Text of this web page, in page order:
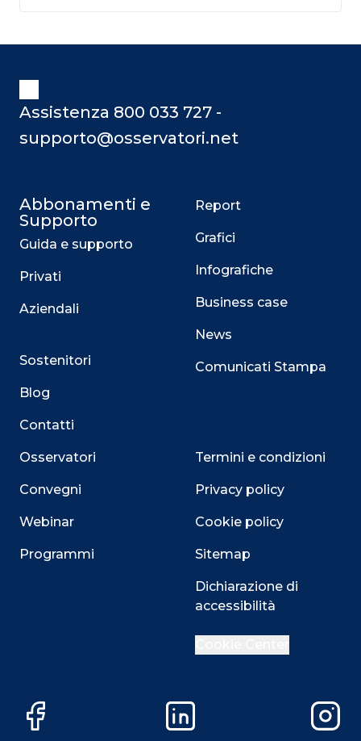
Assistenza 800 033 727 -
supporto@osservatori.net
Abbonamenti e
Supporto
Guida e supporto
Privati
Aziendali
Sostenitori
Blog
Contatti
Osservatori
Convegni
Webinar
Programmi
Report
Grafici
Infografiche
Business case
News
Comunicati Stampa
Termini e condizioni
Privacy policy
Cookie policy
Sitemap
Dichiarazione di
accessibilità
Facebook LinkedIn
Su questo sito web utilizziamo cookie tecnici necessari
alla navigazione e funzionali all’erogazione del servizio.